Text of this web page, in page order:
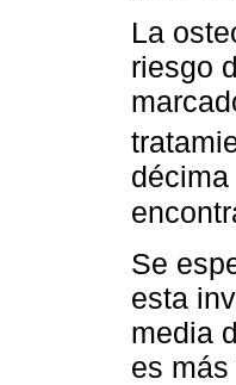
La
riesgo
Se
esta
media
es